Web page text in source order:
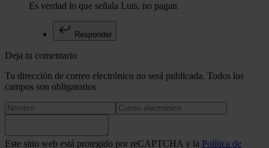
Es verdad lo que señala Luis, no pagan
Responder
Deja tu comentario
Tu dirección de correo electrónico no será publicada. Todos los
campos son obligatorios
Este sitio web está protegido por reCAPTCHA y la Política de